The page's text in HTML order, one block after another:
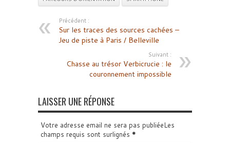
Précédent :
Sur les traces des sources cachées –
Jeu de piste à Paris / Belleville
Suivant :
Chasse au trésor Verbicrucie : le
couronnement impossible
LAISSER UNE RÉPONSE
Votre adresse email ne sera pas publiéeLes
champs requis sont surlignés *